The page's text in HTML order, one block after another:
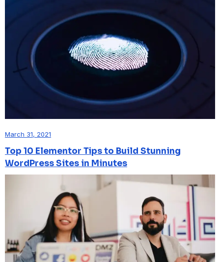
March 31, 2021
Top 10 Elementor Tips to Build Stunning
WordPress Sites in Minutes